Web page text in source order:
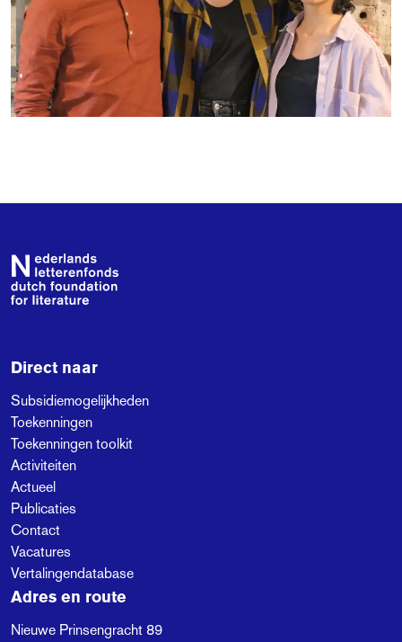
Footer
Direct naar
Subsidiemogelijkheden
Toekenningen
Toekenningen toolkit
Activiteiten
Actueel
Publicaties
Contact
Vacatures
Vertalingendatabase
Adres en route
Nieuwe Prinsengracht 89